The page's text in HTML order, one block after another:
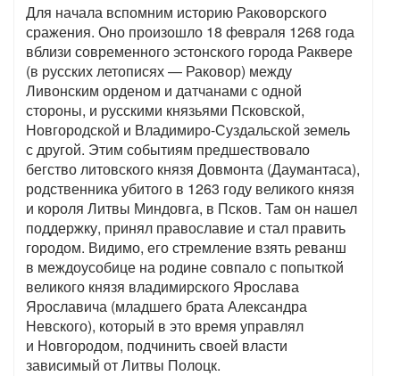
Для начала вспомним историю Раковорского
сражения. Оно произошло 18 февраля 1268 года
вблизи современного эстонского города Раквере
(в русских летописях — Раковор) между
Ливонским орденом и датчанами с одной
стороны, и русскими князьями Псковской,
Новгородской и Владимиро-Суздальской земель
с другой. Этим событиям предшествовало
бегство литовского князя Довмонта (Даумантаса),
родственника убитого в 1263 году великого князя
и короля Литвы Миндовга, в Псков. Там он нашел
поддержку, принял православие и стал править
городом. Видимо, его стремление взять реванш
в междоусобице на родине совпало с попыткой
великого князя владимирского Ярослава
Ярославича (младшего брата Александра
Невского), который в это время управлял
и Новгородом, подчинить своей власти
зависимый от Литвы Полоцк.